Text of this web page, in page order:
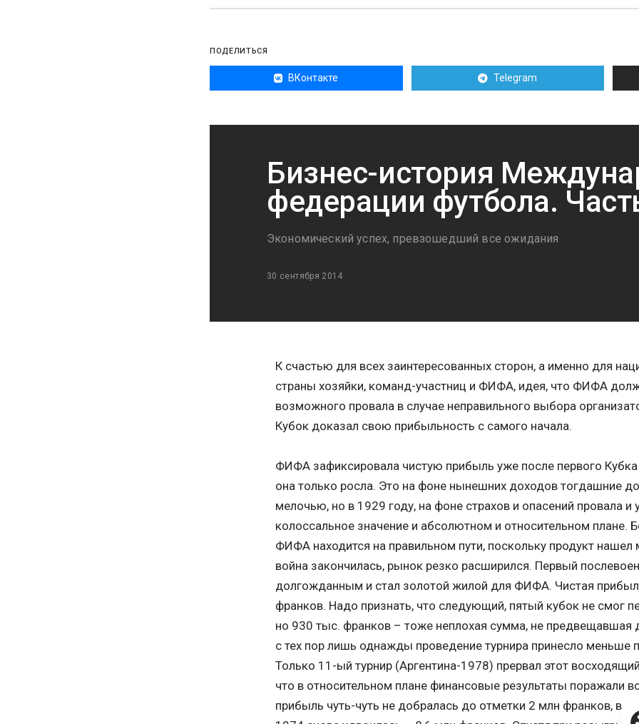
ПОДЕЛИТЬСЯ
ВКонтакте Telegram
Бизнес-история
федерации футбола.
Экономический успех, превзошедший все ожидания
30 сентября 2014
К счастью для всех заинтересованных сторон, а именно для
страны хозяйки, команд-участниц и ФИФА, идея, что ФИФА
возможного провала в случае неправильного выбора
Кубок доказал свою прибыльность с самого начала.
ФИФА зафиксировала чистую прибыль уже после первого
она только росла. Это на фоне нынешних доходов тогдашние
мелочью, но в 1929 году, на фоне страхов и опасений провала
колоссальное значение и абсолютном и относительном плане.
ФИФА находится на правильном пути, поскольку продукт нашел
война закончилась, рынок резко расширился. Первый
долгожданным и стал золотой жилой для ФИФА. Чистая
франков. Надо признать, что следующий, пятый кубок не смог
но 930 тыс. франков – тоже неплохая сумма, не предвещавшая
с тех пор лишь однажды проведение турнира принесло
Только 11-ый турнир (Аргентина-1978) прервал этот
что в относительном плане финансовые результаты поражали
прибыль чуть-чуть не добралась до отметки 2 млн франков, в